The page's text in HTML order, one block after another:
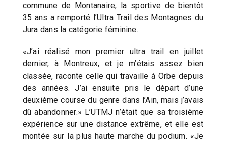
commune de Montanaire, la sportive de bientôt
35 ans a remporté l’Ultra Trail des Montagnes du
Jura dans la catégorie féminine.
«J’ai réalisé mon premier ultra trail en juillet
dernier, à Montreux, et je m’étais assez bien
classée, raconte celle qui travaille à Orbe depuis
des années. J’ai ensuite pris le départ d’une
deuxième course du genre dans l’Ain, mais j’avais
dû abandonner.» L’UTMJ n’était que sa troisième
expérience sur une distance extrême, et elle est
montée sur la plus haute marche du podium. «Je